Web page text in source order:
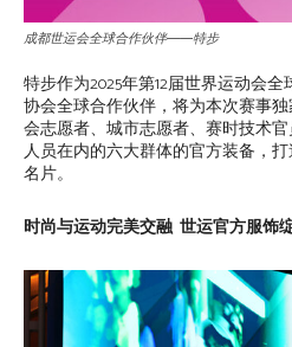
成都世运会全球合作伙伴——特步
特步作为2025年第12届世界运动会
协会全球合作伙伴，将为本次赛事
会志愿者、城市志愿者、赛时技术
人员在内的六大群体的官方装备，
名片。
时尚与运动完美交融 世运官方服饰